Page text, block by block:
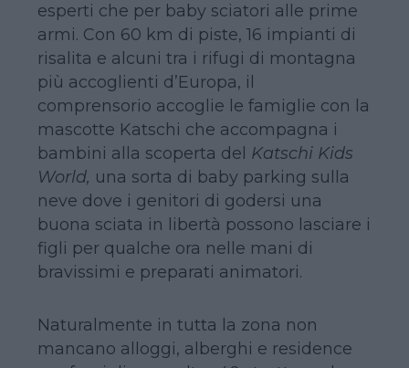
esperti che per baby sciatori alle prime
armi. Con 60 km di piste, 16 impianti di
risalita e alcuni tra i rifugi di montagna
più accoglienti d’Europa, il
comprensorio accoglie le famiglie con la
mascotte Katschi che accompagna i
bambini alla scoperta del Katschi Kids
World, una sorta di baby parking sulla
neve dove i genitori di godersi una
buona sciata in libertà possono lasciare i
figli per qualche ora nelle mani di
bravissimi e preparati animatori.
Naturalmente in tutta la zona non
mancano alloggi, alberghi e residence